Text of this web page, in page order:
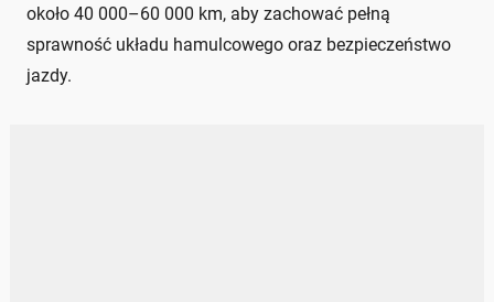
około 40 000–60 000 km, aby zachować pełną
sprawność układu hamulcowego oraz bezpieczeństwo
jazdy.